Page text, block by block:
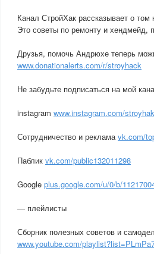
Канал СтройХак рассказывает о
Это советы по ремонту и
Друзья, помочь Андрюхе теперь
www.donationalerts.com/r/stroyhack
Не забудьте подписаться на мой
instagram www.instagram.com/
Сотрудничество и рекламаvk.com/
Паблик vk.com/public132011298
Google plus.google.com/u/0/b/
— плейлисты
Сборник полезных советов и
www.youtube.com/